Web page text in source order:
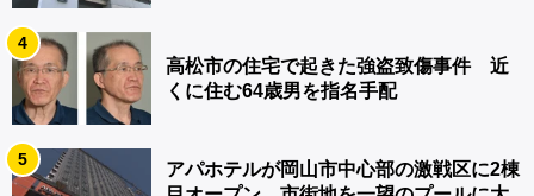
4
高松市の住宅で起きた強盗致傷事件 近
くに住む64歳男を指名手配
5
アパホテルが岡山市中心部の激戦区に2棟